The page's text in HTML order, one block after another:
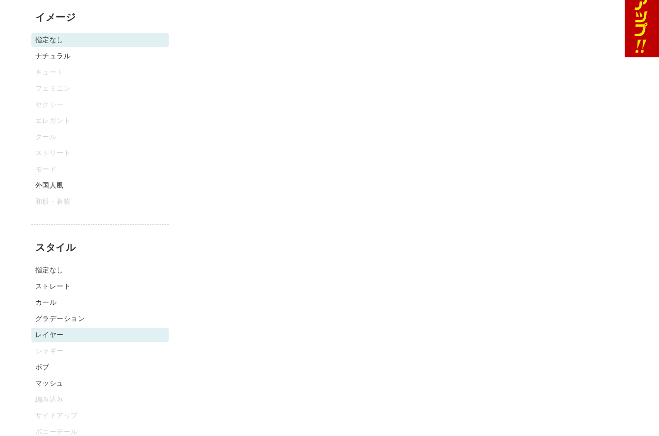
イメージ
指定なし
ナチュラル
キュート
フェミニン
セクシー
エレガント
クール
ストリート
モード
外国人風
和服・着物
スタイル
指定なし
ストレート
カール
グラデーション
レイヤー
シャギー
ボブ
マッシュ
編み込み
サイドアップ
ポニーテール